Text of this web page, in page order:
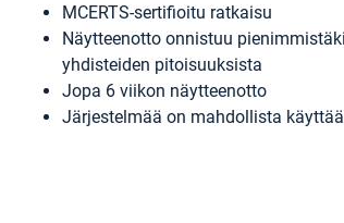
MCERTS-sertifioitu ratkaisu
Näytteenotto onnistuu
yhdisteiden pitoisuuksista
Jopa 6 viikon näytteenotto
Järjestelmää on mahdollista